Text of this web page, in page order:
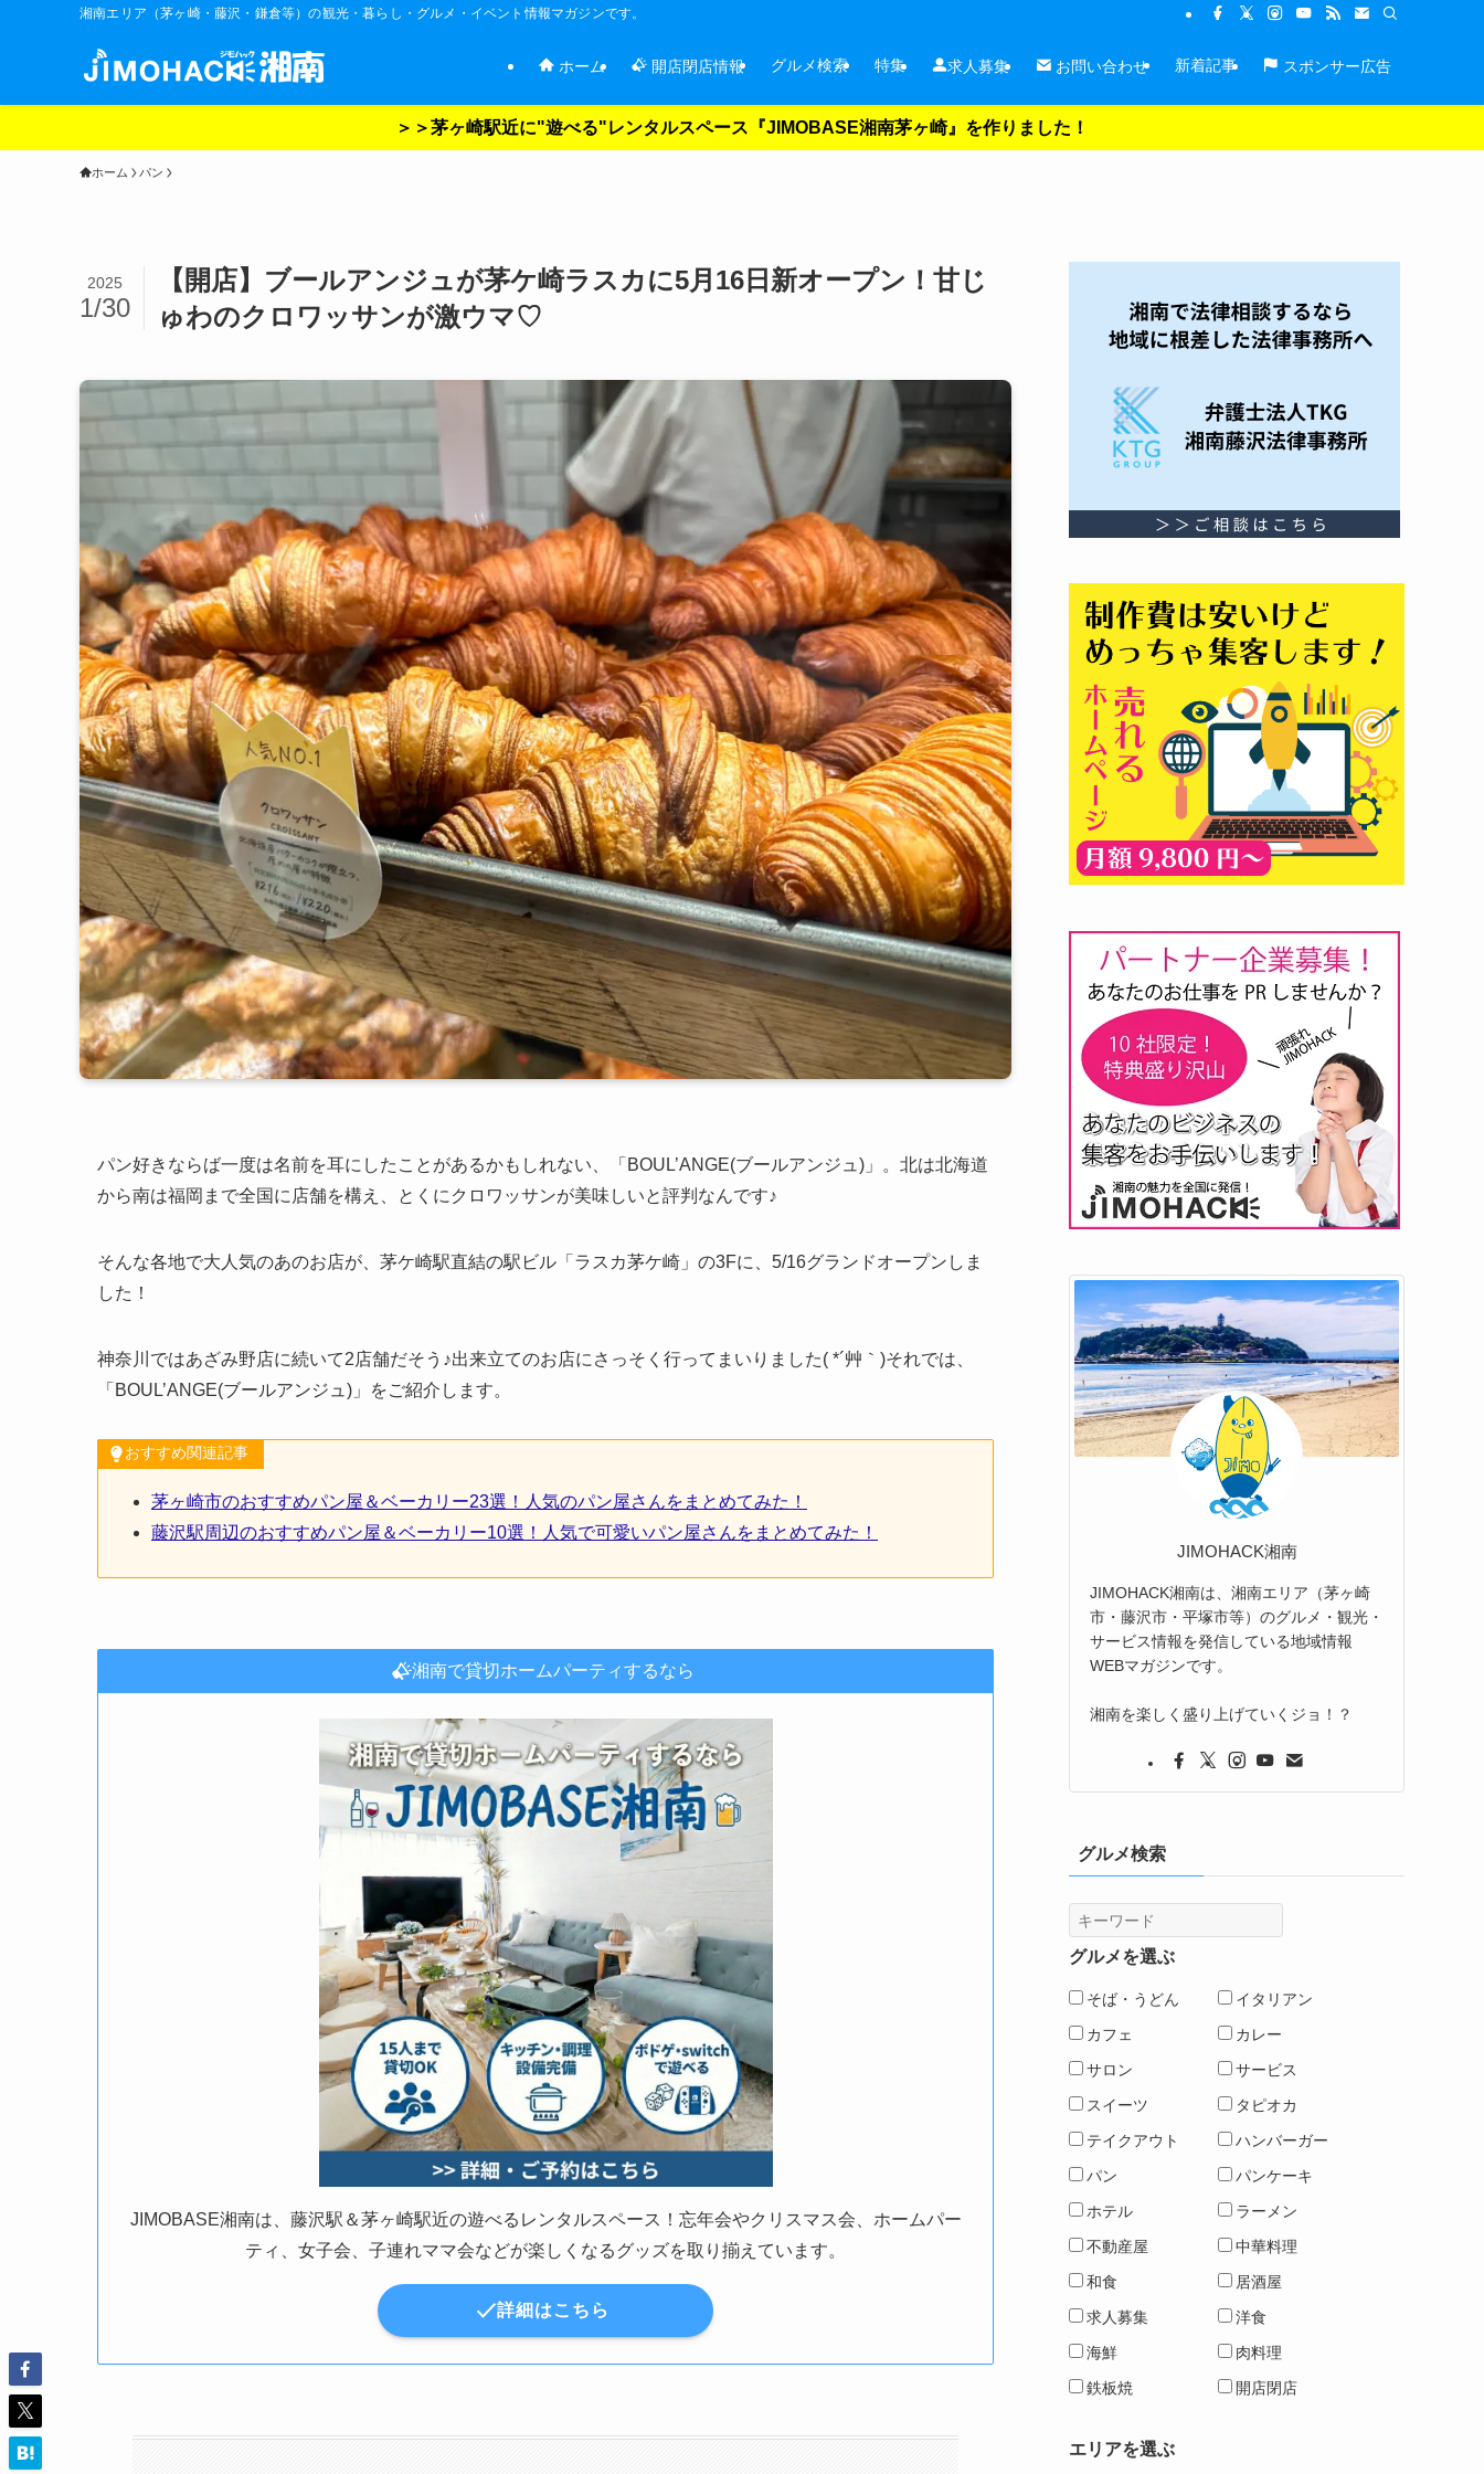
湘南エリア（茅ヶ崎・藤沢・鎌倉等）の観光・暮らし・グルメ・イベント情報マガジンです。
ホーム 開店閉店情報 グルメ検索 特集 求人募集 お問い合わせ 新着記事 スポンサー広告
＞＞茅ヶ崎駅近に"遊べる"レンタルスペース『JIMOBASE湘南茅ヶ崎』を作りました！
ホーム パン
【開店】ブールアンジュが茅ケ崎ラスカに5月16日新オープン！甘じ
ゅわのクロワッサンが激ウマ♡
2025
1/30
パン好きならば一度は名前を耳にしたことがあるかもしれない、「BOUL’ANGE(ブールアンジュ)」。北は北海道
から南は福岡まで全国に店舗を構え、とくにクロワッサンが美味しいと評判なんです♪
そんな各地で大人気のあのお店が、茅ケ崎駅直結の駅ビル「ラスカ茅ケ崎」の3Fに、5/16グランドオープンしま
した！
神奈川ではあざみ野店に続いて2店舗だそう♪出来立てのお店にさっそく行ってまいりました( *´艸｀)それでは、
「BOUL’ANGE(ブールアンジュ)」をご紹介します。
おすすめ関連記事
茅ヶ崎市のおすすめパン屋＆ベーカリー23選！人気のパン屋さんをまとめてみた！
藤沢駅周辺のおすすめパン屋＆ベーカリー10選！人気で可愛いパン屋さんをまとめてみた！
湘南で貸切ホームパーティするなら
JIMOBASE湘南は、藤沢駅＆茅ヶ崎駅近の遊べるレンタルスペース！忘年会やクリスマス会、ホームパー
ティ、女子会、子連れママ会などが楽しくなるグッズを取り揃えています。
詳細はこちら
JIMOHACK湘南
JIMOHACK湘南は、湘南エリア（茅ヶ崎
市・藤沢市・平塚市等）のグルメ・観光・
サービス情報を発信している地域情報
WEBマガジンです。
湘南を楽しく盛り上げていくジョ！？
グルメ検索
グルメを選ぶ
そば・うどん
イタリアン
カフェ
カレー
サロン
サービス
スイーツ
タピオカ
テイクアウト
ハンバーガー
パン
パンケーキ
ホテル
ラーメン
不動産屋
中華料理
和食
居酒屋
求人募集
洋食
海鮮
肉料理
鉄板焼
開店閉店
エリアを選ぶ